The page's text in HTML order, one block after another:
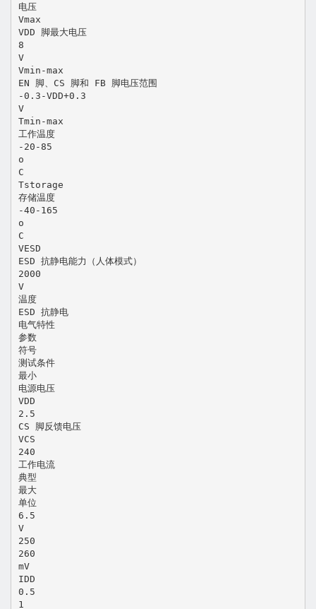
电压
Vmax
VDD 脚最大电压
8
V
Vmin-max
EN 脚、CS 脚和 FB 脚电压范围
-0.3-VDD+0.3
V
Tmin-max
工作温度
-20-85
o
C
Tstorage
存储温度
-40-165
o
C
VESD
ESD 抗静电能力（人体模式）
2000
V
温度
ESD 抗静电
电气特性
参数
符号
测试条件
最小
电源电压
VDD
2.5
CS 脚反馈电压
VCS
240
工作电流
典型
最大
单位
6.5
V
250
260
mV
IDD
0.5
1